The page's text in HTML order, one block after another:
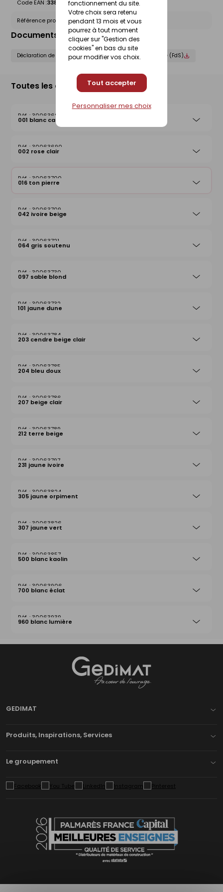
fonctionnement du site.
Votre choix sera retenu
pendant 13 mois et vous
pourrez à tout moment
cliquer sur "Gestion des
cookies" en bas du site
pour modifier vos choix.
Tout accepter
Personnaliser mes choix
Code EAN :3388752064554
Référence produit nationale Gedimat :30063700
Documents liés
Déclaration de performance (DOP) Fiche de sécurité (FdS)
Toutes les déclinaisons
30063689
001 blanc cassé
30063690
002 rose clair
30063700
016 ton pierre
30063709
042 ivoire beige
30063721
064 gris soutenu
30063730
097 sable blond
30063732
101 jaune dune
30063784
203 cendre beige clair
30063785
204 bleu doux
30063786
207 beige clair
30063789
212 terre beige
30063797
231 jaune ivoire
30063824
305 jaune orpiment
30063826
307 jaune vert
30063857
500 blanc kaolin
30063906
700 blanc éclat
30063939
960 blanc lumière
GEDIMAT
Produits, Inspirations, Services
Le groupement